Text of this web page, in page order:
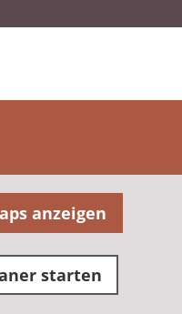
anzeigen
starten